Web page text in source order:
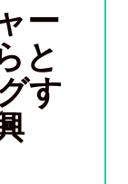
ー
と
す